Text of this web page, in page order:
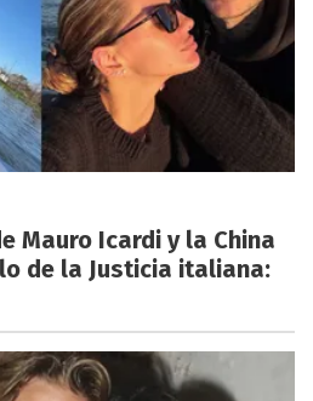
Mauro Icardi y la China
de la Justicia italiana: